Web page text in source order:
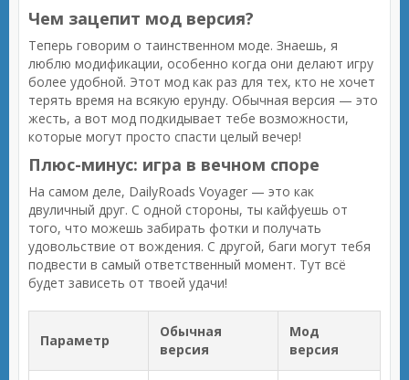
Чем зацепит мод версия?
Теперь говорим о таинственном моде. Знаешь, я
люблю модификации, особенно когда они делают игру
более удобной. Этот мод как раз для тех, кто не хочет
терять время на всякую ерунду. Обычная версия — это
жесть, а вот мод подкидывает тебе возможности,
которые могут просто спасти целый вечер!
Плюс-минус: игра в вечном споре
На самом деле, DailyRoads Voyager — это как
двуличный друг. С одной стороны, ты кайфуешь от
того, что можешь забирать фотки и получать
удовольствие от вождения. С другой, баги могут тебя
подвести в самый ответственный момент. Тут всё
будет зависеть от твоей удачи!
Параметр
Обычная
версия
Мод
версия